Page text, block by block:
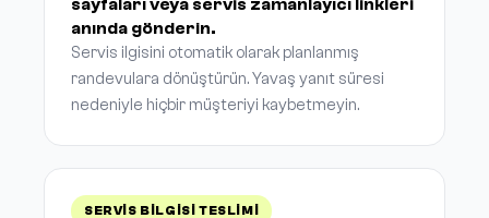
sayfaları veya servis zamanlayıcı linkleri
anında gönderin.
Servis ilgisini otomatik olarak planlanmış
randevulara dönüştürün. Yavaş yanıt süresi
nedeniyle hiçbir müşteriyi kaybetmeyin.
SERVIS BILGISI TESLIMI